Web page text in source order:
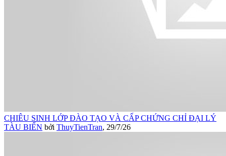
CHIÊU SINH LỚP ĐÀO TẠO VÀ CẤP CHỨNG CHỈ ĐẠI LÝ
TÀU BIỂN bởi ThuyTienTran, 29/7/26